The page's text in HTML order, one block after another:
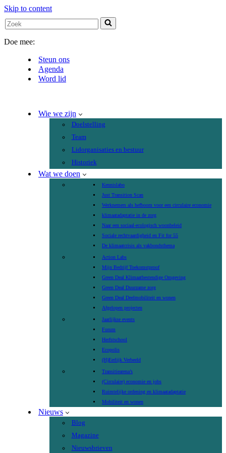
Skip to content
Search
for...
Doe mee:
Steun ons
Agenda
Word lid
Wie we zijn
Doelstelling
Team
Lidorganisaties en bestuur
Historiek
Wat we doen
Kennislabo
Just Transition Scan
Werknemers als hefboom voor een circulaire economie
klimaatadaptatie in de zorg
Naar een sociaal-ecologisch woonbeleid
Sociale rechtvaardigheid en Fit for 55
De klimaatcrisis als vakbondsthema
Action Labs
Mijn Bedrijf Toekomstproof
Green Deal Klimaatbestendige Omgeving
Green Deal Duurzame zorg
Green Deal Deelmobiliteit en wonen
Afgelopen projecten
Jaarlijkse events
Forum
Herfstschool
Ecopolis
(H)Eerlijk Verbeeld
Transitiearena’s
(Circulaire) economie en jobs
Ruimtelijke ordening en klimaatadaptatie
Mobiliteit en wonen
Nieuws
Blog
Magazine
Nieuwsbrieven